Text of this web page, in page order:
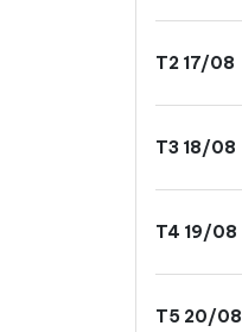
T2 17/08
T3 18/08
T4 19/08
T5 20/08